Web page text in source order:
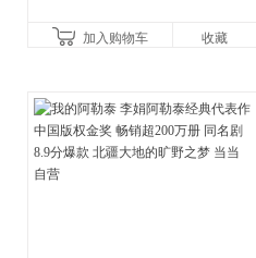
加入购物车 收藏